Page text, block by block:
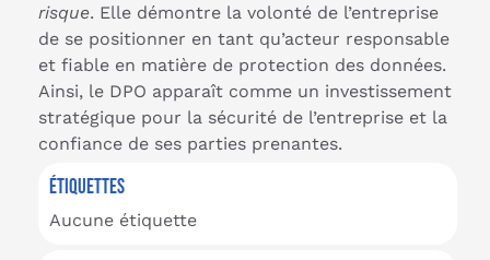
risque. Elle démontre la volonté de l’entreprise
de se positionner en tant qu’acteur responsable
et fiable en matière de protection des données.
Ainsi, le DPO apparaît comme un investissement
stratégique pour la sécurité de l’entreprise et la
confiance de ses parties prenantes.
ÉTIQUETTES
Aucune étiquette